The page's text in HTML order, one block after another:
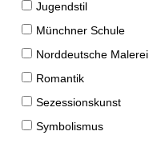
Jugendstil
Münchner Schule
Norddeutsche Malerei
Romantik
Sezessionskunst
Symbolismus